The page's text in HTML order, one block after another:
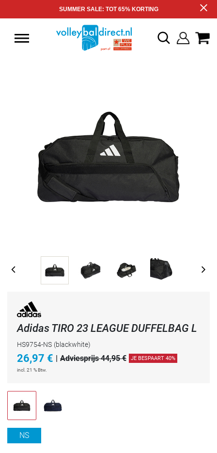
SUMMER SALE: TOT 65% KORTING
Adidas TIRO 23 LEAGUE DUFFELBAG L
HS9754-NS (blackwhite)
26,97 € | Adviesprijs 44,95 € JE BESPAART 40%
incl. 21 % Btw.
NS